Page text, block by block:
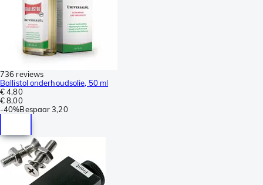
736 reviews
Ballistol onderhoudsolie, 50 ml
€ 4,80
€ 8,00
-40%Bespaar 3,20